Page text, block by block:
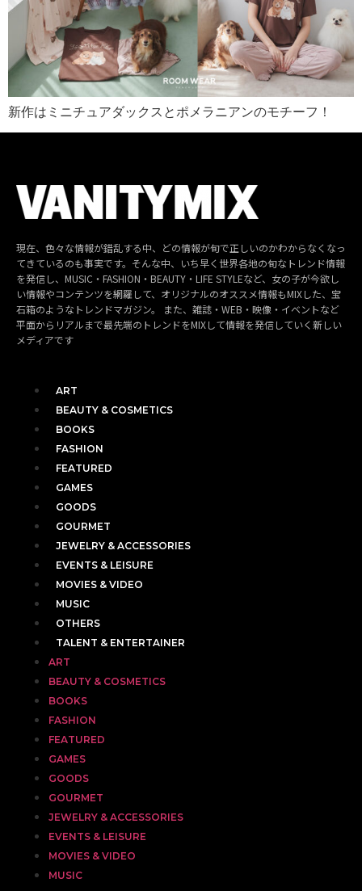
新作はミニチュアダックスとポメラニアンのモチーフ！
現在、色々な情報が錯乱する中、どの情報が旬で正しいのかわからなくなっ
てきているのも事実です。そんな中、いち早く世界各地の旬なトレンド情報
を発信し、MUSIC・FASHION・BEAUTY・LIFE STYLEなど、女の子が今欲し
い情報やコンテンツを網羅して、オリジナルのオススメ情報もMIXした、宝
石箱のようなトレンドマガジン。 また、雑誌・WEB・映像・イベントなど
平面からリアルまで最先端のトレンドをMIXして情報を発信していく新しい
メディアです
ART
BEAUTY & COSMETICS
BOOKS
FASHION
FEATURED
GAMES
GOODS
GOURMET
JEWELRY & ACCESSORIES
EVENTS & LEISURE
MOVIES & VIDEO
MUSIC
OTHERS
TALENT & ENTERTAINER
ART
BEAUTY & COSMETICS
BOOKS
FASHION
FEATURED
GAMES
GOODS
GOURMET
JEWELRY & ACCESSORIES
EVENTS & LEISURE
MOVIES & VIDEO
MUSIC